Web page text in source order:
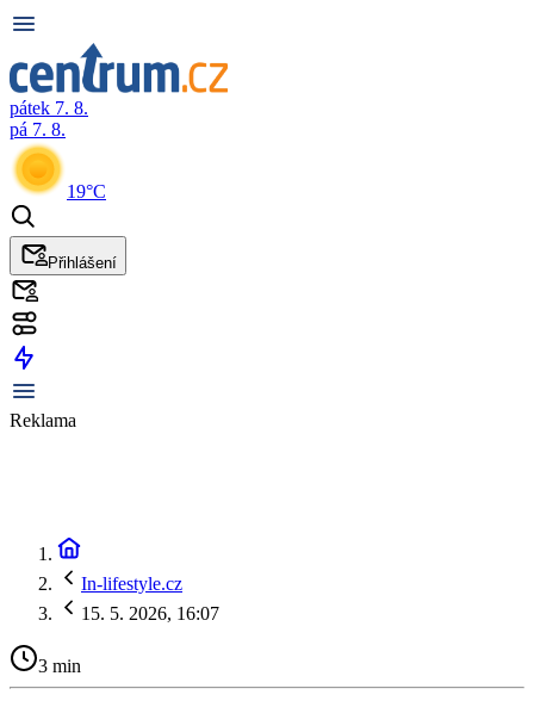
pátek 7. 8.
pá 7. 8.
19°C
Přihlášení
Reklama
In-lifestyle.cz
15. 5. 2026, 16:07
3 min